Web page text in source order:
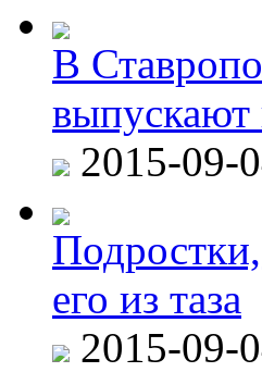
В
выпускают
2015-09-
его из таза
2015-09-